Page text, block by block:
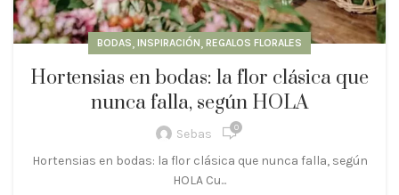
BODAS, INSPIRACIÓN, REGALOS FLORALES
Hortensias en bodas: la flor clásica que
nunca falla, según HOLA
Sebas 0
Hortensias en bodas: la flor clásica que nunca falla, según
HOLA Cu...